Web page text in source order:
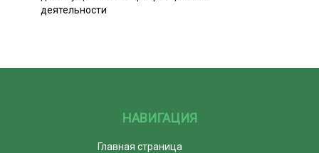
деятельности
НАВИГАЦИЯ
Главная страница